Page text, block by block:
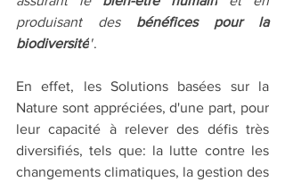
produisant des bénéfices pour la
biodiversité".
En effet, les Solutions basées sur la
Nature sont appréciées, d'une part, pour
leur capacité à relever des défis très
diversifiés, tels que: la lutte contre les
changements climatiques, la gestion des